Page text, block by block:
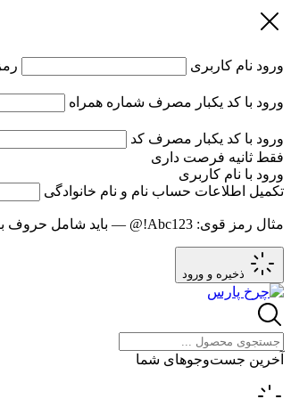
ورود نام کاربری
ورود با کد یکبار مصرف شماره همراه
ورود با کد یکبار مصرف کد
فقط ثانیه فرصت داری
ورود با نام کاربری
تکمیل اطلاعات حساب نام و نام خانوادگی
مثال رمز قوی: Abc123!@ — باید شامل حروف بزرگ،
ذخیره و ورود
آخرین جست‌وجوهای شما